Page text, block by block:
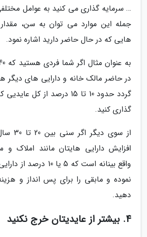
… سرمایه گذاری می کنید به عوامل
جمله این موارد می توان به سن،
هایی که در حال حاضر دارید اشاره نمود.
در حاضر مالک خانه و دارایی های دیگر
گردد حدود 10 تا 15 درصد از کل
گذاری کنید.
از
افزایش دارایی هایتان مانند املاک
واقع بینانه است که 5 یا
نموده و مابقی را برای پس انداز و
دهید.
4. بیشتر از عایدیتان خرج نکنید